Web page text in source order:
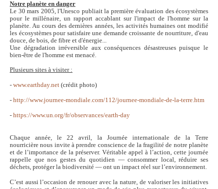
Notre planète en danger
Le 30 mars 2005, l'Unesco publiait la première évaluation des écosystèmes
pour le millénaire, un rapport accablant sur l'impact de l'homme sur la
planète. Au cours des dernières années, les activités humaines ont modifié
les écosystèmes pour satisfaire une demande croissante de nourriture, d'eau
douce, de bois, de fibre et d'énergie...
Une dégradation irréversible aux conséquences désastreuses puisque le
bien-être de l'homme est menacé.
Plusieurs sites à visiter :
- www.earthday.net (crédit photo)
- http://www.journee-mondiale.com/112/journee-mondiale-de-la-terre.htm
- https://www.un.org/fr/observances/earth-day
Chaque année, le 22 avril, la Journée internationale de la Terre
nourricière nous invite à prendre conscience de la fragilité de notre planète
et de l’importance de la préserver. Véritable appel à l’action, cette journée
rappelle que nos gestes du quotidien — consommer local, réduire ses
déchets, protéger la biodiversité — ont un impact réel sur l’environnement.
C’est aussi l’occasion de renouer avec la nature, de valoriser les initiatives